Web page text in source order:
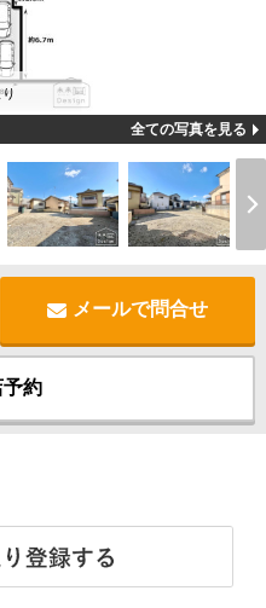
全ての写真を見る
メールで問合せ
約